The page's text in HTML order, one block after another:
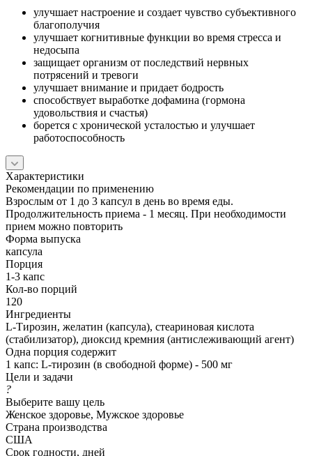
улучшает настроение и создает чувство субъективного
благополучия
улучшает когнитивные функции во время стресса и
недосыпа
защищает организм от последствий нервных
потрясений и тревоги
улучшает внимание и придает бодрость
способствует выработке дофамина (гормона
удовольствия и счастья)
борется с хронической усталостью и улучшает
работоспособность
Характеристики
Рекомендации по применению
Взрослым от 1 до 3 капсул в день во время еды.
Продолжительность приема - 1 месяц. При необходимости
прием можно повторить
Форма выпуска
капсула
Порция
1-3 капс
Кол-во порций
120
Ингредиенты
L-Тирозин, желатин (капсула), стеариновая кислота
(стабилизатор), диоксид кремния (антислеживающий агент)
Одна порция содержит
1 капс: L-тирозин (в свободной форме) - 500 мг
Цели и задачи
?
Выберите вашу цель
Женское здоровье, Мужское здоровье
Страна производства
США
Срок годности, дней